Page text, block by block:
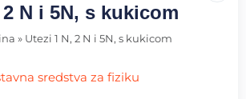
N i 5N, s kukicom
» Utezi 1 N, 2 N i 5N, s kukicom
sredstva za fiziku